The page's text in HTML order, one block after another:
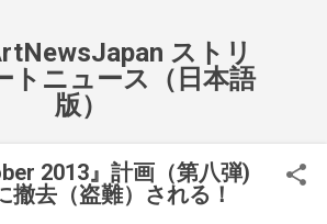
ストリ
トニュース（日本語
版）
2013』計画（第八弾)
撤去（盗難）される！